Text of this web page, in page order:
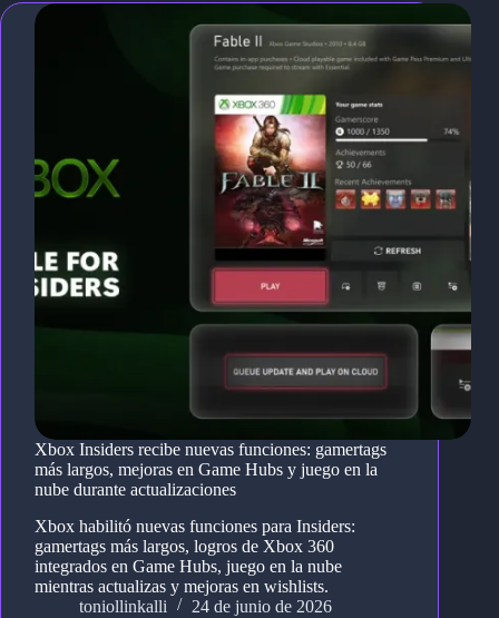
Xbox Insiders recibe nuevas funciones: gamertags
más largos, mejoras en Game Hubs y juego en la
nube durante actualizaciones
Xbox habilitó nuevas funciones para Insiders:
gamertags más largos, logros de Xbox 360
integrados en Game Hubs, juego en la nube
mientras actualizas y mejoras en wishlists.
toniollinkalli
24 de junio de 2026